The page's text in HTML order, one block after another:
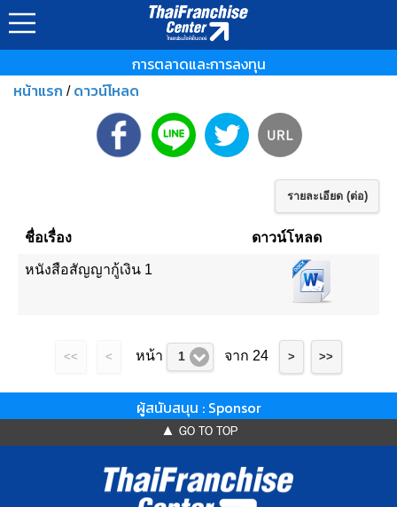
การตลาดและการลงทุน
หน้าแรก / ดาวน์โหลด
รายละเอียด (ต่อ)
ชื่อเรื่อง ดาวน์โหลด
หนังสือสัญญากู้เงิน 1
<< < หน้า 1 จาก 24 > >>
ผู้สนับสนุน : Sponsor
▲ GO TO TOP